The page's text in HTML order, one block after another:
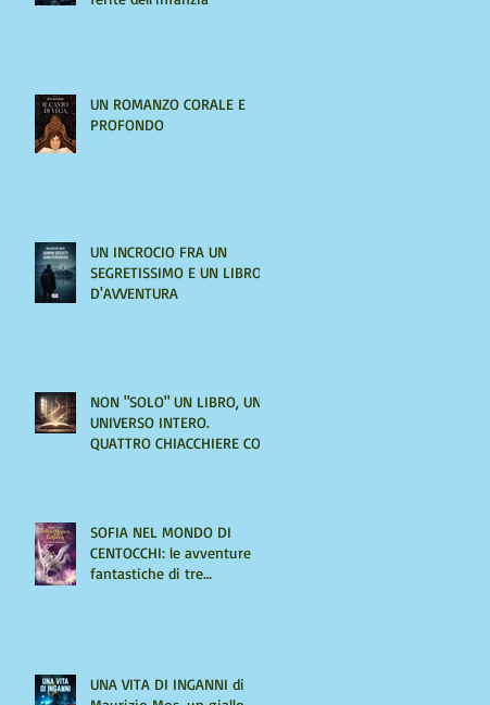
UN ROMANZO CORALE E
PROFONDO
UN INCROCIO FRA UN
SEGRETISSIMO E UN LIBRO
D'AVVENTURA
NON "SOLO" UN LIBRO, UN
UNIVERSO INTERO.
QUATTRO CHIACCHIERE CON
SOFIA NEL MONDO DI
CENTOCCHI: le avventure
fantastiche di tre
UNA VITA DI INGANNI di